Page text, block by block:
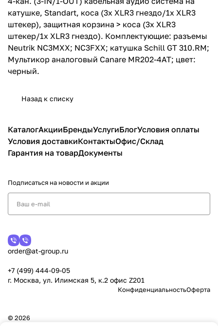
катушке, Standart, коса (3х XLR3 гнездо/1х XLR3
штекер), защитная корзина > коса (3х XLR3
штекер/1х XLR3 гнездо). Комплектующие: разъемы
Neutrik NC3MXX; NC3FXX; катушка Schill GT 310.RM;
Мультикор аналоговый Canare MR202-4AT; цвет:
черный.
Назад к списку
КаталогАкцииБрендыУслугиБлогУсловия оплаты
Условия доставкиКонтактыОфис/Склад
Гарантия на товарДокументы
Подписаться на новости и акции
order@at-group.ru
+7 (499) 444-09-05
г. Москва, ул. Илимская 5, к.2 офис Z201
КонфиденциальностьОферта
© 2026